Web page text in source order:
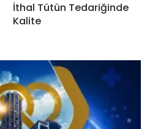
İthal Tütün Tedariğinde
Kalite